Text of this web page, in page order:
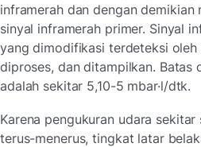
inframerah dan dengan demikian
sinyal inframerah primer. Sinyal
yang dimodifikasi terdeteksi oleh
diproses, dan ditampilkan. Batas
adalah sekitar 5,10-5 mbar·l/dtk.
Karena pengukuran udara sekitar
terus-menerus, tingkat latar